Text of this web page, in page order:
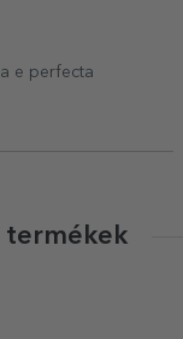
e perfecta